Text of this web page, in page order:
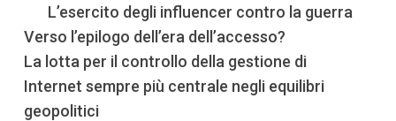
L’esercito degli influencer contro la guerra
Verso l’epilogo dell’era dell’accesso?
La lotta per il controllo della gestione di
Internet sempre più centrale negli equilibri
geopolitici